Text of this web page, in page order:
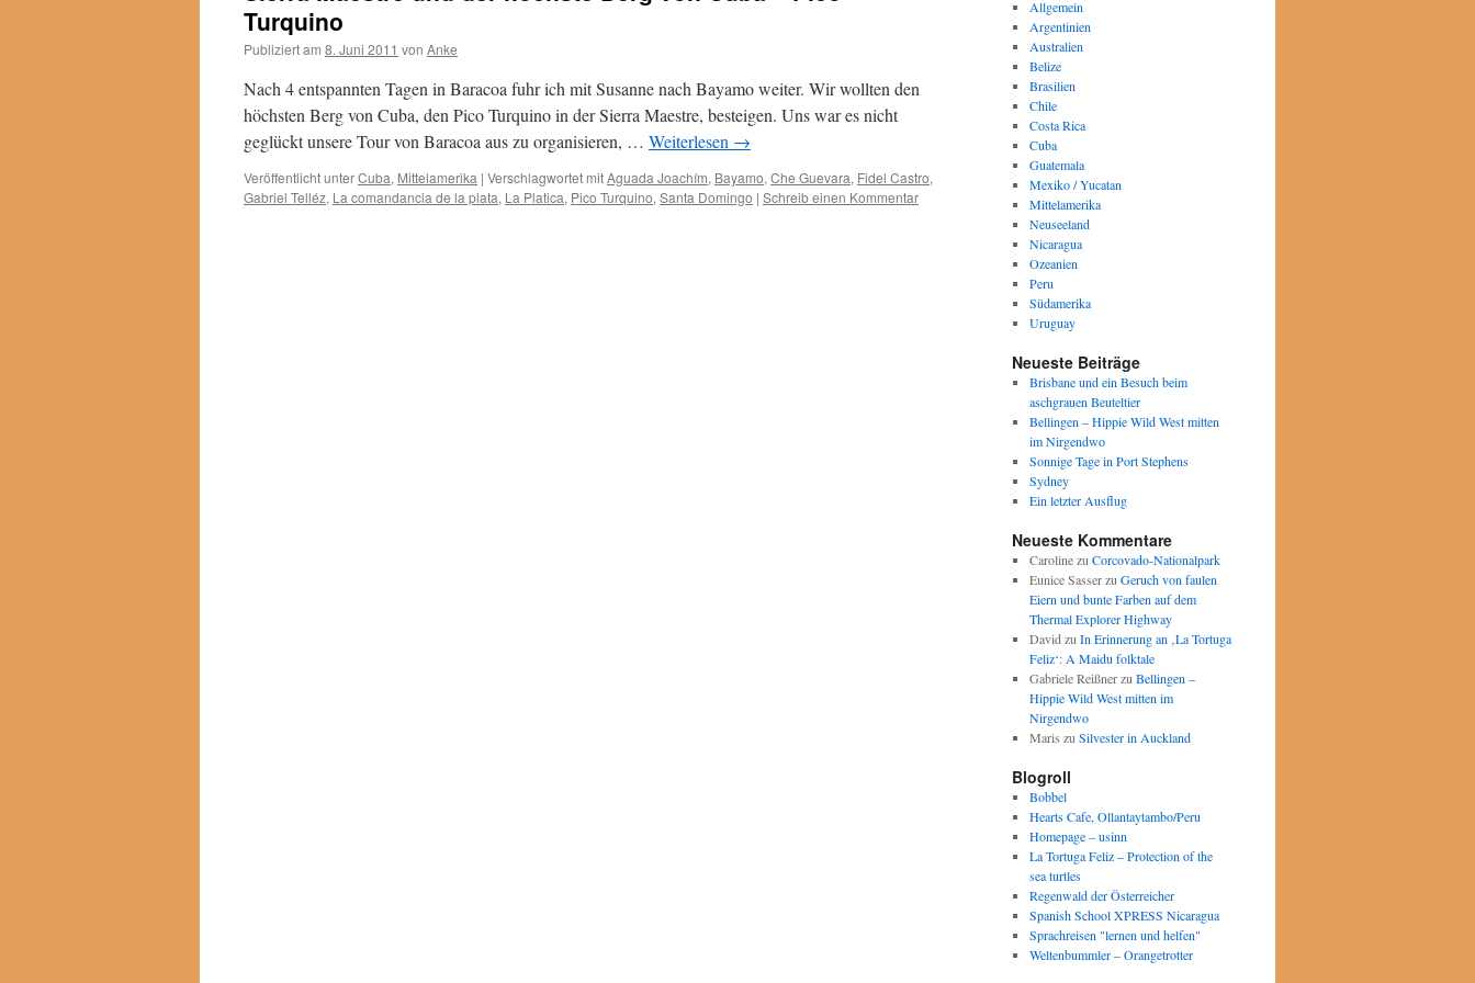
Turquino
Publiziert am 8. Juni 2011 von Anke
Nach 4 entspannten Tagen in Baracoa fuhr ich mit Susanne nach Bayamo weiter. Wir wollten den
höchsten Berg von Cuba, den Pico Turquino in der Sierra Maestre, besteigen. Uns war es nicht
geglückt unsere Tour von Baracoa aus zu organisieren, … Weiterlesen →
Veröffentlicht unterCuba, Mittelamerika | Verschlagwortet mitAguada Joachím, Bayamo, Che Guevara, Fidel Castro,
Gabriel Telléz, La comandancia de la plata, La Platica, Pico Turquino, Santa Domingo | Schreib einen Kommentar
Allgemein
Argentinien
Australien
Belize
Brasilien
Chile
Costa Rica
Cuba
Guatemala
Mexiko / Yucatan
Mittelamerika
Neuseeland
Nicaragua
Ozeanien
Peru
Südamerika
Uruguay
Neueste Beiträge
Brisbane und ein Besuch beim
aschgrauen Beuteltier
Bellingen – Hippie Wild West mitten
im Nirgendwo
Sonnige Tage in Port Stephens
Sydney
Ein letzter Ausflug
Neueste Kommentare
Carolinezu Corcovado-Nationalpark
Eunice Sasserzu Geruch von faulen
Eiern und bunte Farben auf dem
Thermal Explorer Highway
David zu In Erinnerung an ‚La Tortuga
Feliz‘: A Maidu folktale
Gabriele Reißnerzu Bellingen –
Hippie Wild West mitten im
Nirgendwo
Maris zu Silvester in Auckland
Blogroll
Bobbel
Hearts Cafe, Ollantaytambo/Peru
Homepage – usinn
La Tortuga Feliz – Protection of the
sea turtles
Regenwald der Österreicher
Spanish School XPRESS Nicaragua
Sprachreisen "lernen und helfen"
Weltenbummler – Orangetrotter